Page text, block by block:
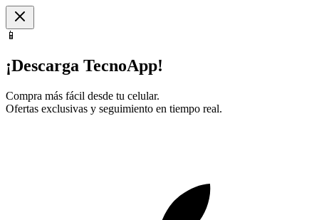
📱
¡Descarga TecnoApp!
Compra más fácil desde tu celular.
Ofertas exclusivas y seguimiento en tiempo real.